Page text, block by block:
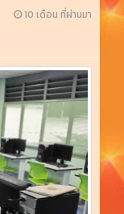
10 เดือน ที่ผ่านมา